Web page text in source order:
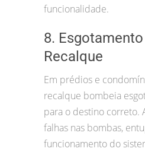
funcionalidade.
8.
Recalque
Em prédios e
recalque bombeia
para o destino correto.
falhas nas bombas,
funcionamento do